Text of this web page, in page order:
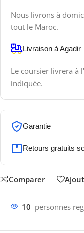
Nous livrons à
tout le Maroc.
Livraison à Agadir
Le coursier livrera à
indiquée.
Garantie
Retours gratuits
Comparer
10 personnes